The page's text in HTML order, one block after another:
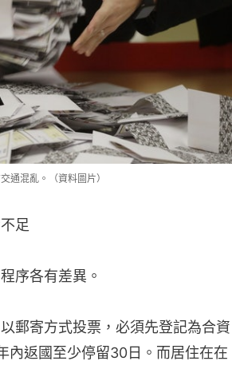
通混亂。（資料圖片）
足
序各有差異。
郵寄方式投票，必須先登記為合資
內返國至少停留30日。而居住在在